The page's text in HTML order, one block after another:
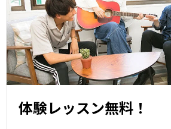
体験レッスン無料！